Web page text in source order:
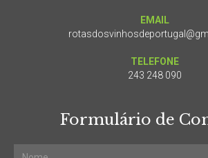
EMAIL
TELEFONE
243 248 090
Formulário de